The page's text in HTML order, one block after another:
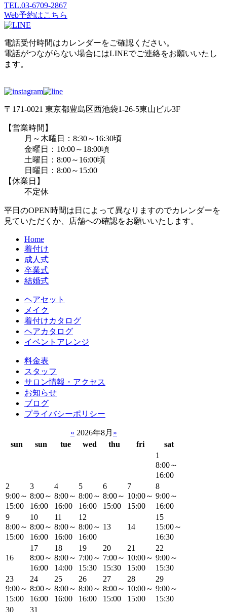
TEL.03-6709-2867
Web予約はこちら
電話受付時間はカレンダーをご確認ください。
電話がつながらない場合にはLINEでご連絡をお願いいたし
ます。
〒171-0021 東京都豊島区西池袋1-26-5東山ビル3F
【営業時間】
月～木曜日：8:30～16:30頃
金曜日：10:00～18:00頃
土曜日：8:00～16:00頃
日曜日：8:00～15:00
【休業日】
不定休
平日のOPEN時間は日によって異なりますのでカレンダーを
見ていただくか、店舗への確認をお願いいたします。
Home
着付け
成人式
卒業式
結婚式
ヘアセット
メイク
着付けカタログ
ヘアカタログ
イベントアレンジ
料金表
スタッフ
サロン情報・アクセス
お知らせ
ブログ
プライバシーポリシー
« 2026年8月 »
sun
sun tue wed thu fri
sat
1
8:00～
16:00
2
9:00～
15:00
3
8:00～
16:00
4
8:00～
16:00
5
8:00～
16:00
6
8:00～
15:00
7
10:00～
15:00
8
9:00～
16:00
9
8:00～
15:00
10
8:00～
16:00
11
8:00～
16:00
12
8:00～
16:00
13 14
15
15:00～
16:30
16
17
8:00～
16:00
18
8:00～
14:00
19
7:00～
15:30
20
7:00～
15:30
21
10:00～
15:00
22
9:00～
15:30
23
9:00～
15:00
24
8:00～
16:00
25
8:00～
16:00
26
8:00～
16:00
27
8:00～
15:00
28
10:00～
15:00
29
9:00～
15:30
30
31